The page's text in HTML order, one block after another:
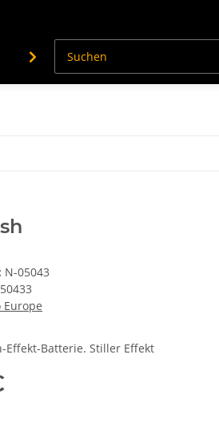
Knalleffekte
N-05043
Europe
Effekt-Batterie. Stiller Effekt